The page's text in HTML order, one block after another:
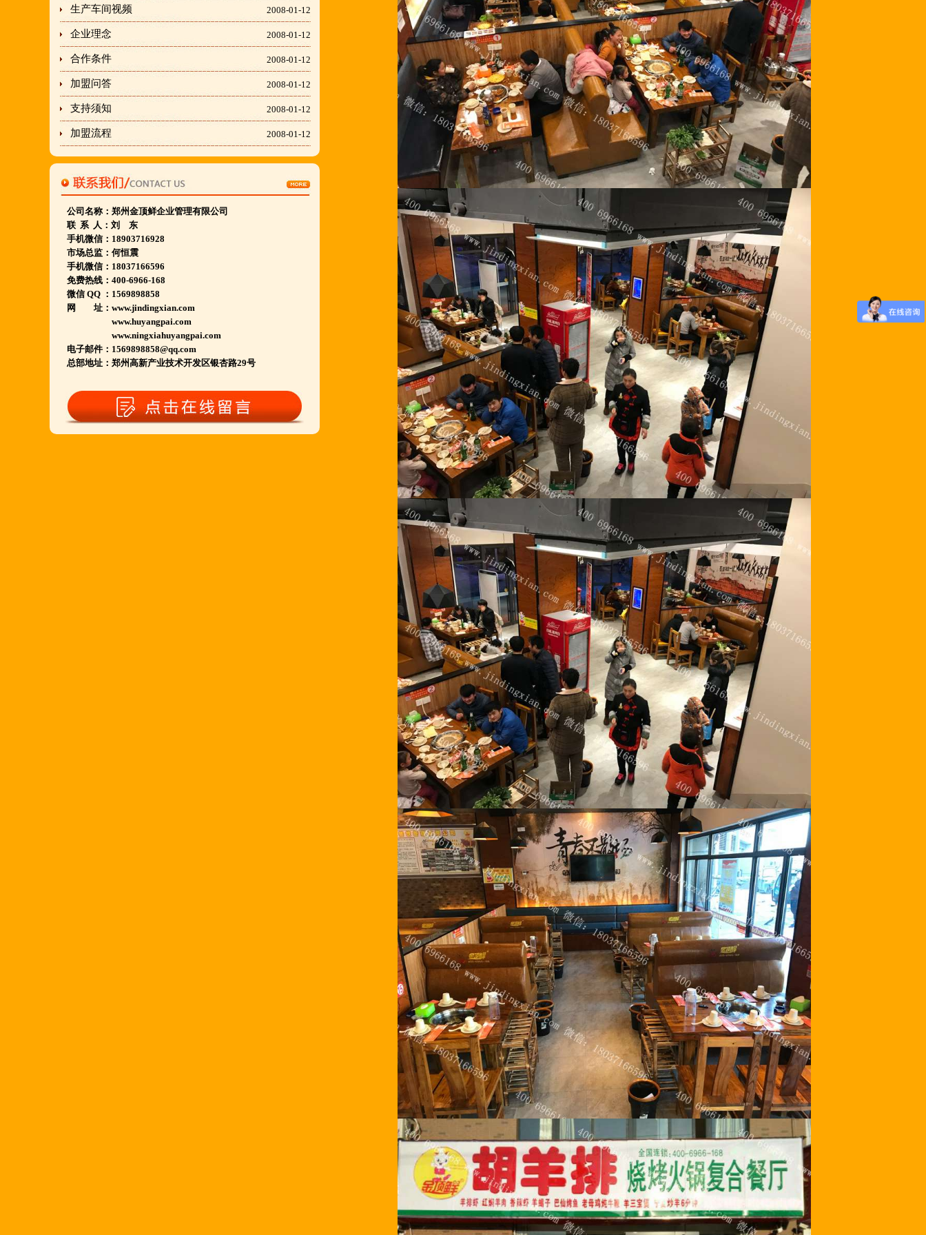
金顶鲜宁夏特色系列胡羊排烧烤火锅复合餐厅
有13年正规连锁加盟经验,
真实开店500家后,
我们很专业,
期待您加入大家庭.
若您开店无必胜把握,
请致电我们:4006966168
陕西西安市 宁夏银川市 山东聊城市等店.....
江苏泗洪 沭阳 浙江宁波温州等店.....
河南南阳多家 焦作周口多家店.....
郑州港区 许昌洛阳开封多家店.....
河北石家庄 唐山迁安多家店.....
安徽亳州清真店 湖北襄阳店.....
山西晋城 阳泉等店.....
欢迎您到就近店品尝考察.
生产车间视频 2008-01-12
企业理念 2008-01-12
合作条件 2008-01-12
加盟问答 2008-01-12
支持须知 2008-01-12
加盟流程 2008-01-12
公司名称： 郑州金顶鲜企业管理有限公司
联 系 人：刘 东
手机微信：18903716928
市场总监：何恒震
手机微信：18037166596
免费热线：400-6966-168
微信 QQ ：1569898858
网 址：www.jindingxian.com
www.huyangpai.com
www.ningxiahuyangpai.com
电子邮件：1569898858@qq.com
总部地址：郑州高新产业技术开发区银杏路29号